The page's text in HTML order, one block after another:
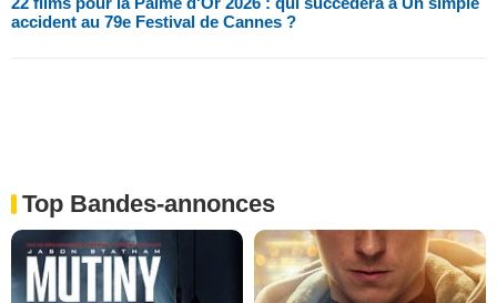
accident au 79e Festival de Cannes ?
Top Bandes-annonces